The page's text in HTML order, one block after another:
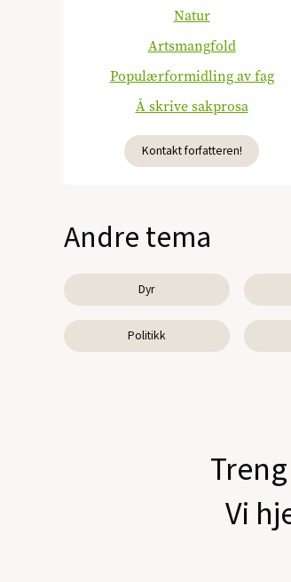
Natur
Artsmangfold
Populærformidling av fag
Å skrive sakprosa
Kontakt forfatteren!
Andre tema
Dyr
Politikk
Vi